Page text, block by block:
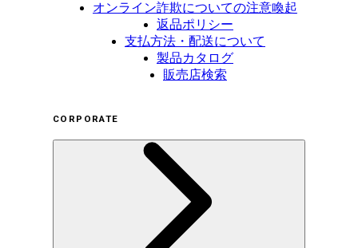
オンライン詐欺についての注意喚起
返品ポリシー
支払方法・配送について
製品カタログ
販売店検索
CORPORATE